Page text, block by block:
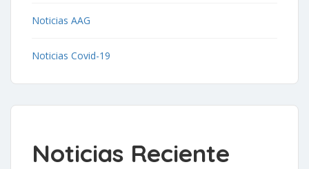
Noticias AAG
Noticias Covid-19
Noticias Reciente